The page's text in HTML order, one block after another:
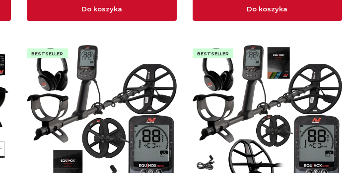
Do koszyka Do koszyka
BESTSELLER BESTSELLER